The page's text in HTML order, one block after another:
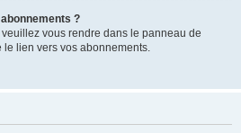
?
vous rendre dans le panneau de
le lien vers vos abonnements.